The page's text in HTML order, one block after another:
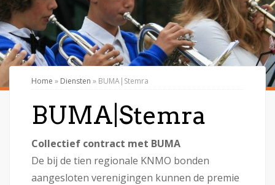
Home » Diensten » BUMA|Stemra
BUMA|Stemra
Collectief contract met BUMA
De bij de tien regionale KNMO bonden
aangesloten verenigingen kunnen de premie